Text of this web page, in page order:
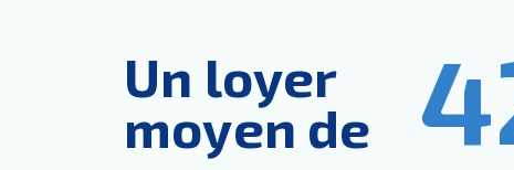
Un loyer
moyen de